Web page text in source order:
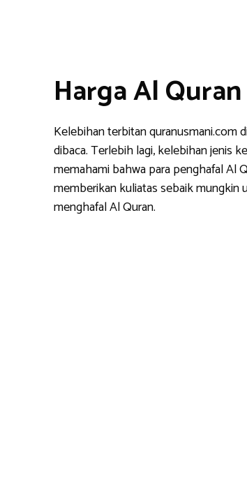
Harga Al
Kelebihan terbitan quranusmani.com
dibaca. Terlebih lagi, kelebihan jenis
memahami bahwa para penghafal Al
memberikan kuliatas sebaik mungkin
menghafal Al Quran.